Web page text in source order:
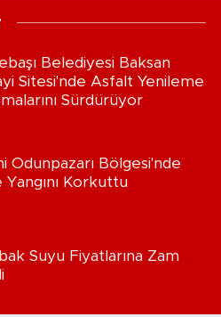
Belediyesi Baksan
Sitesi'nde Asfalt Yenileme
Sürdürüyor
Odunpazarı Bölgesi'nde
Yangını Korkuttu
Suyu Fiyatlarına Zam